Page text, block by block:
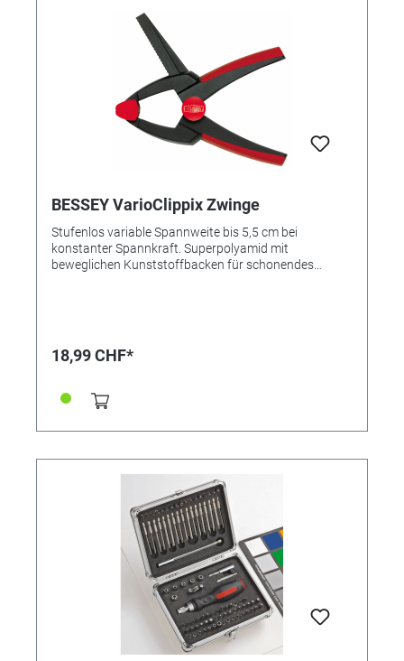
BESSEY VarioClippix Zwinge
Stufenlos variable Spannweite bis 5,5 cm bei
konstanter Spannkraft. Superpolyamid mit
beweglichen Kunststoffbacken für schonendes
18,99 CHF*